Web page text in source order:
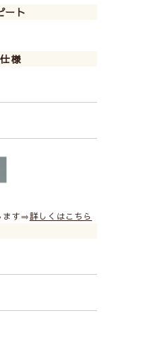
ート
様
ます⇒詳しくはこちら